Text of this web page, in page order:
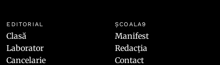
EDITORIAL
Clasă
Laborator
Cancelarie
ȘCOALA9
Manifest
Redacția
Contact